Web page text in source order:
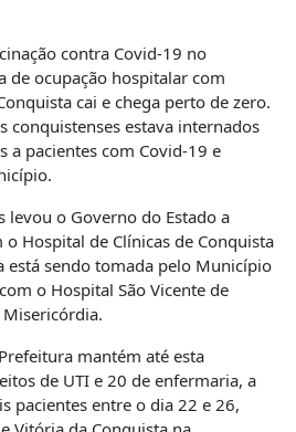
contra Covid-19 no
de ocupação hospitalar com
cai e chega perto de zero.
conquistenses estava internados
a pacientes com Covid-19 e
levou o Governo do Estado a
Hospital de Clínicas de Conquista
está sendo tomada pelo Município
o Hospital São Vicente de
Misericórdia.
mantém até esta
de UTI e 20 de enfermaria, a
pacientes entre o dia 22 e 26,